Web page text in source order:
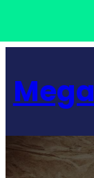
konten